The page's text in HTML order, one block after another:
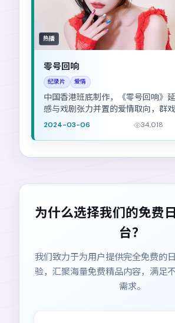
热播
零号回响
纪录片 爱情
中国香港班底制作，《零号回响》
感与戏剧张力并置的爱情取向，群
高。
2024-03-06 34,018
为什么选择我们的免费
台？
我们致力于为用户提供完全免费的
验，汇聚海量免费精品内容，满足
需求。